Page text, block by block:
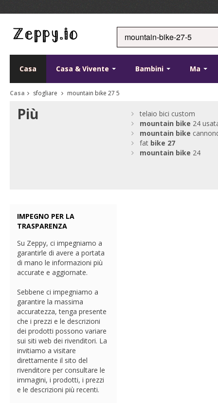
Casa Casa & Vivente Bambini Ma
Casa sfogliare mountain bike 27 5
Più
telaio bici custom
mountain bike 24
mountain bike
fat bike 27
mountain bike 24
IMPEGNO PER LA
TRASPARENZA
Su Zeppy, ci impegniamo a
garantirle di avere a portata
di mano le informazioni più
accurate e aggiornate.
Sebbene ci impegniamo a
garantire la massima
accuratezza, tenga presente
che i prezzi e le descrizioni
dei prodotti possono variare
sui siti web dei rivenditori. La
invitiamo a visitare
direttamente il sito del
rivenditore per consultare le
immagini, i prodotti, i prezzi
e le descrizioni più recenti.